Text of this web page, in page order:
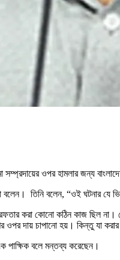
সম্প্রদায়ের ওপর হামলার জন্য
তিনি বলেন, “ওই ঘটনার যে
করা কোনো কঠিন কাজ ছিল
ওপর দায় চাপানো হয়। কিন্তু যা
পাক্ষিক বলে মন্তব্য করেছেন।